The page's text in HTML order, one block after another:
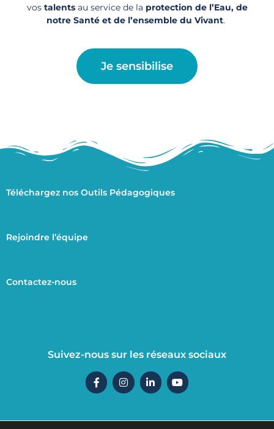
vos talentsau service de la protection de l’Eau, de
notre Santé et de l’ensemble du Vivant.
Je sensibilise
Téléchargez nos Outils Pédagogiques
Rejoindre l’équipe
Contactez-nous
Suivez-nous sur les réseaux sociaux
F
a
c
o
I
n
s
g
L
i
n
d
Y
o
u
b